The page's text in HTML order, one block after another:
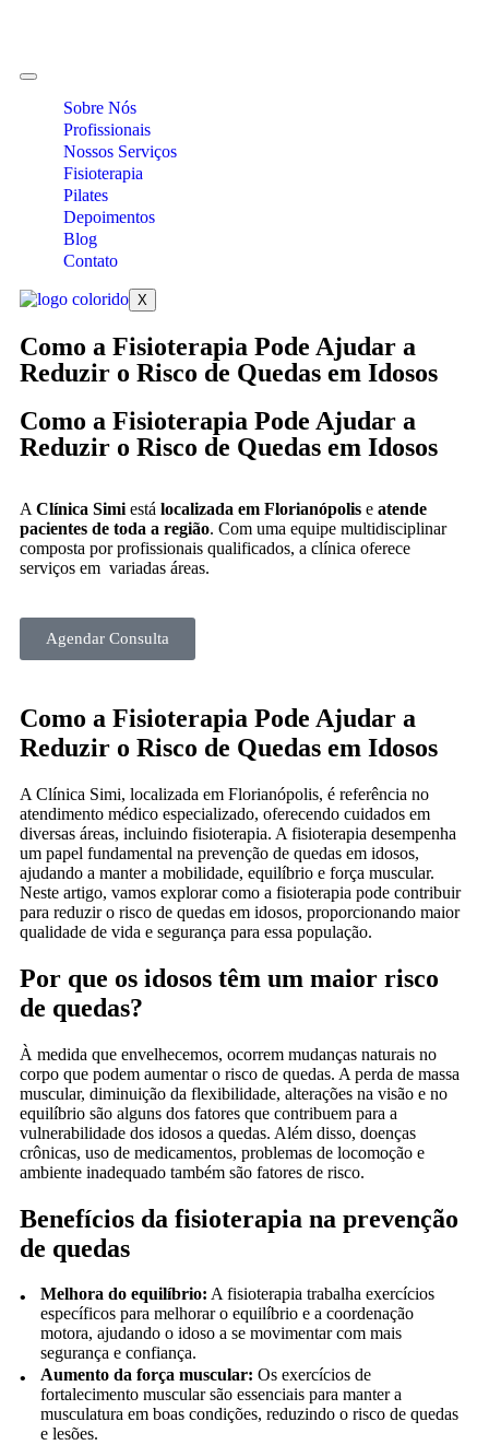
Sobre Nós
Profissionais
Nossos Serviços
Fisioterapia
Pilates
Depoimentos
Blog
Contato
X
Como a Fisioterapia Pode Ajudar a
Reduzir o Risco de Quedas em Idosos
Como a Fisioterapia Pode Ajudar a
Reduzir o Risco de Quedas em Idosos
A Clínica Simi está localizada em Florianópolis e atende
pacientes de toda a região. Com uma equipe multidisciplinar
composta por profissionais qualificados, a clínica oferece
serviços em variadas áreas.
Agendar Consulta
Como a Fisioterapia Pode Ajudar a
Reduzir o Risco de Quedas em Idosos
A Clínica Simi, localizada em Florianópolis, é referência no
atendimento médico especializado, oferecendo cuidados em
diversas áreas, incluindo fisioterapia. A fisioterapia desempenha
um papel fundamental na prevenção de quedas em idosos,
ajudando a manter a mobilidade, equilíbrio e força muscular.
Neste artigo, vamos explorar como a fisioterapia pode contribuir
para reduzir o risco de quedas em idosos, proporcionando maior
qualidade de vida e segurança para essa população.
Por que os idosos têm um maior risco
de quedas?
À medida que envelhecemos, ocorrem mudanças naturais no
corpo que podem aumentar o risco de quedas. A perda de massa
muscular, diminuição da flexibilidade, alterações na visão e no
equilíbrio são alguns dos fatores que contribuem para a
vulnerabilidade dos idosos a quedas. Além disso, doenças
crônicas, uso de medicamentos, problemas de locomoção e
ambiente inadequado também são fatores de risco.
Benefícios da fisioterapia na prevenção
de quedas
Melhora do equilíbrio: A fisioterapia trabalha exercícios
específicos para melhorar o equilíbrio e a coordenação
motora, ajudando o idoso a se movimentar com mais
segurança e confiança.
Aumento da força muscular: Os exercícios de
fortalecimento muscular são essenciais para manter a
musculatura em boas condições, reduzindo o risco de quedas
e lesões.